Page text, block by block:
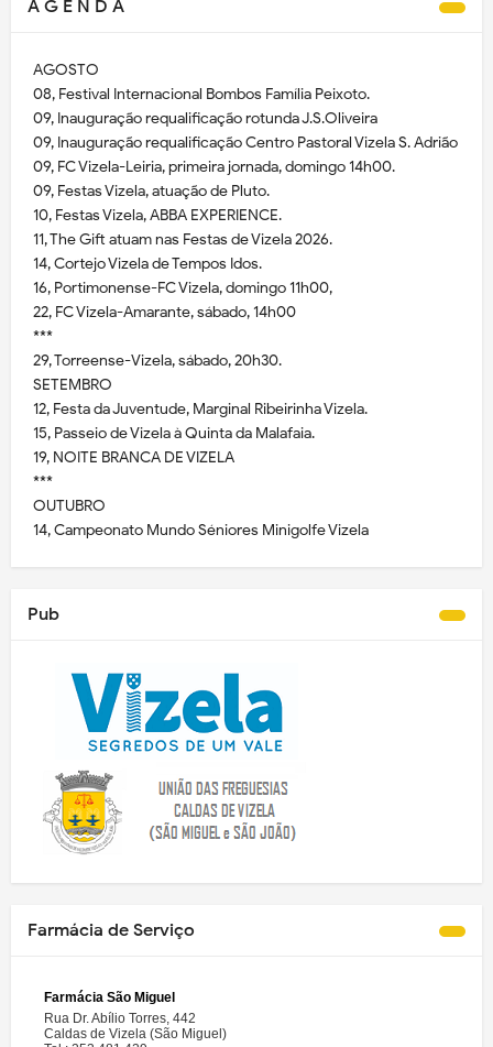
A G E N D A
AGOSTO
08, Festival Internacional Bombos Família Peixoto.
09, Inauguração requalificação rotunda J.S.Oliveira
09, Inauguração requalificação Centro Pastoral Vizela S. Adrião
09, FC Vizela-Leiria, primeira jornada, domingo 14h00.
09, Festas Vizela, atuação de Pluto.
10, Festas Vizela, ABBA EXPERIENCE.
11, The Gift atuam nas Festas de Vizela 2026.
14, Cortejo Vizela de Tempos Idos.
16, Portimonense-FC Vizela, domingo 11h00,
22, FC Vizela-Amarante, sábado, 14h00
***
29, Torreense-Vizela, sábado, 20h30.
SETEMBRO
12, Festa da Juventude, Marginal Ribeirinha Vizela.
15, Passeio de Vizela à Quinta da Malafaia.
19, NOITE BRANCA DE VIZELA
***
OUTUBRO
14, Campeonato Mundo Séniores Minigolfe Vizela
Pub
Farmácia de Serviço